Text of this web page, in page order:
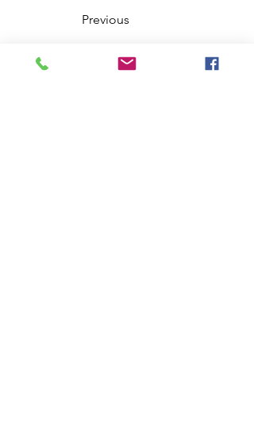
Previous
Next